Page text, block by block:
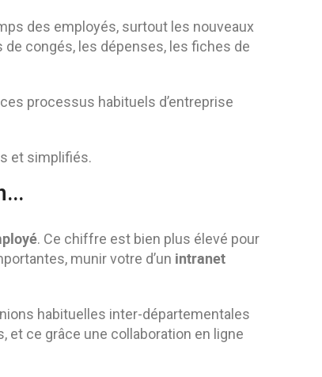
des employés, surtout les nouveaux
de congés, les dépenses, les fiches de
processus habituels d’entreprise
et simplifiés.
. Ce chiffre est bien plus élevé pour
munir votre d’un intranet
habituelles inter-départementales
et ce grâce une collaboration en ligne